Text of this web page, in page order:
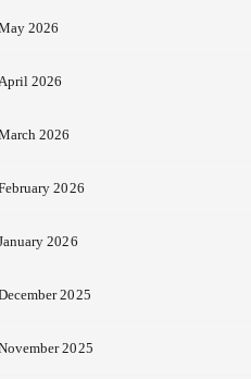
2026
2026
2026
2026
2026
2025
2025